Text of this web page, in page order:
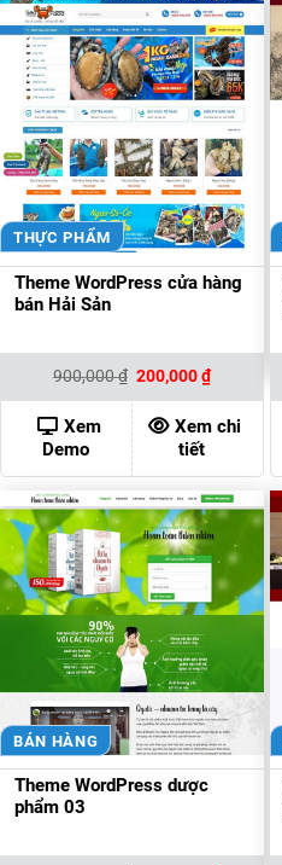
THỰC PHẨM
Theme WordPress cửa hàng
bán Hải Sản
900,000₫ Giá
là:
900,000 ₫.
200,000₫Giá
hiện
tại
là:
200,000 ₫.
Xem
Demo
Xem chi
tiết
BÁN HÀNG
Theme WordPress dược
phẩm 03